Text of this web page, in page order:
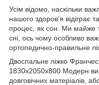
Усім відомо, наскільки
нашого здоров'я відіграє
процес, як сон. Ми майже
сні, ось чому особливо
ортопедично-правильне
Двоспальне ліжко
1830х2050х800 Модерн
довговічних матеріалів,